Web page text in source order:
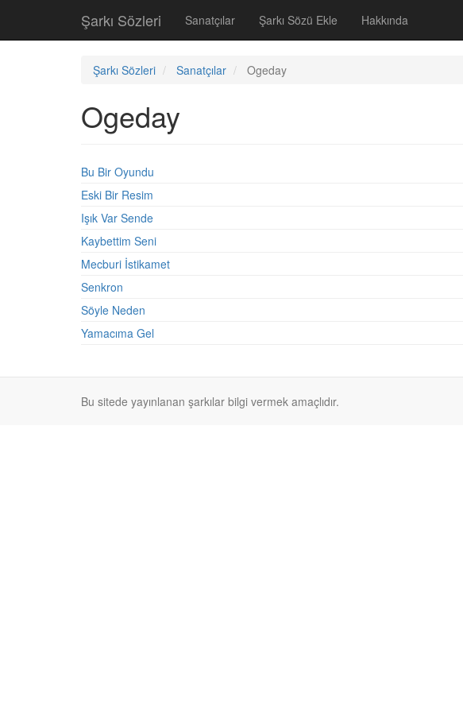
Şarkı Sözleri Sanatçılar Şarkı Sözü Ekle Hakkında
Şarkı Sözleri Sanatçılar Ogeday
Ogeday
Bu Bir Oyundu
Eski Bir Resim
Işık Var Sende
Kaybettim Seni
Mecburi İstikamet
Senkron
Söyle Neden
Yamacıma Gel
Bu sitede yayınlanan şarkılar bilgi vermek amaçlıdır.